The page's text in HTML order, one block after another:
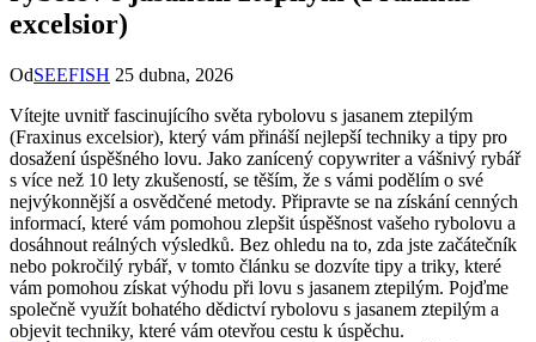
excelsior)
OdSEEFISH 25 dubna, 2026
Vítejte uvnitř fascinujícího světa rybolovu s jasanem ztepilým
(Fraxinus excelsior), který vám přináší nejlepší techniky‌ a tipy pro
dosažení úspěšného lovu. Jako zanícený copywriter a⁢ vášnivý rybář
s​ více než 10 lety zkušeností, se těším, že s vámi podělím o své
nejvýkonnější ⁢a osvědčené metody. Připravte se na získání cenných
informací, které vám pomohou ‌zlepšit úspěšnost vašeho rybolovu a
dosáhnout reálných výsledků. Bez ohledu na to,⁢ zda jste začátečník
nebo pokročilý⁢ rybář, v tomto článku se dozvíte tipy a‍ triky, které
vám pomohou získat výhodu při lovu s jasanem ⁣ztepilým. Pojďme
společně využít bohatého dědictví rybolovu s jasanem ztepilým a‍
objevit techniky, které vám otevřou cestu k úspěchu.